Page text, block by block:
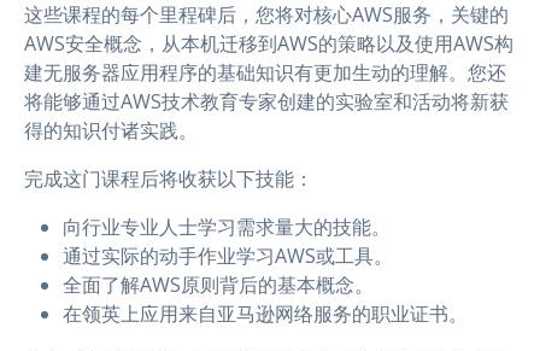
这些课程的每个里程碑后，您将对核心AWS服务，关键的
AWS安全概念，从本机迁移到AWS的策略以及使用AWS构
建无服务器应用程序的基础知识有更加生动的理解。您还
将能够通过AWS技术教育专家创建的实验室和活动将新获
得的知识付诸实践。
完成这门课程后将收获以下技能：
向行业专业人士学习需求量大的技能。
通过实际的动手作业学习AWS或工具。
全面了解AWS原则背后的基本概念。
在领英上应用来自亚马逊网络服务的职业证书。